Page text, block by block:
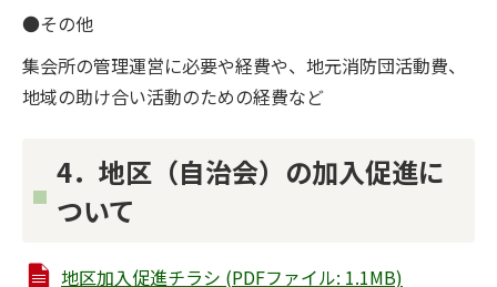
●その他
集会所の管理運営に必要や経費や、地元消防団活動費、
地域の助け合い活動のための経費など
4．地区（自治会）の加入促進に
ついて
地区加入促進チラシ (PDFファイル: 1.1MB)